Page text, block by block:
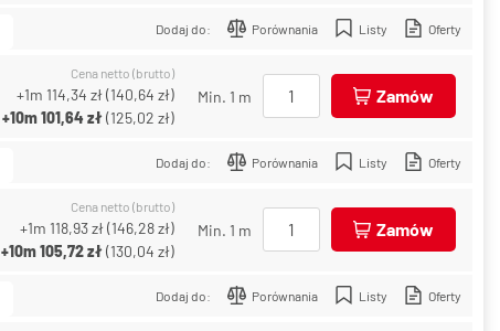
Dodaj do: Porównania Listy Oferty
Cena netto (brutto)
+1m 114,34 zł(140,64 zł)
+10m101,64 zł(125,02 zł)
Min. 1 m Zamów
Dodaj do: Porównania Listy Oferty
Cena netto (brutto)
+1m 118,93 zł(146,28 zł)
+10m105,72 zł(130,04 zł)
Min. 1 m Zamów
Dodaj do: Porównania Listy Oferty